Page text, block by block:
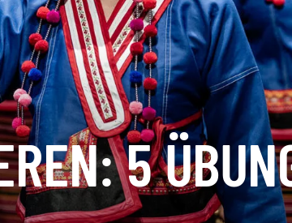
5